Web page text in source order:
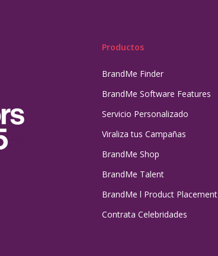
Productos
BrandMe Finder
BrandMe Software Features
Servicio Personalizado
Viraliza tus Campañas
BrandMe Shop
BrandMe Talent
BrandMe l Product Placement
Contrata Celebridades